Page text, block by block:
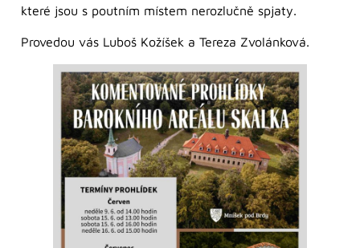
které jsou s poutním místem nerozlučně spjaty.
Provedou vás Luboš Kožíšek a Tereza Zvolánková.